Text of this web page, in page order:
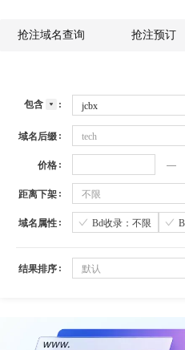
抢注域名查询 抢注预订
包含
域名后缀 tech
价格
距离下架 不限
域名属性 Bd收录：不限
结果排序 默认